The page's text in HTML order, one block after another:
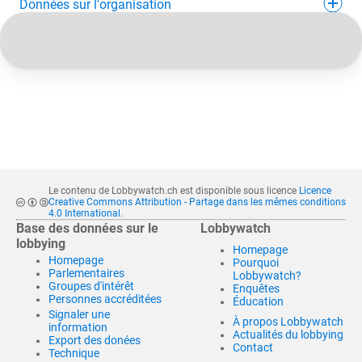
Données sur l'organisation
Le contenu de Lobbywatch.ch est disponible sous licence Licence
Creative Commons Attribution - Partage dans les mêmes conditions
4.0 International .
Base des données sur le
lobbying
Homepage
Parlementaires
Groupes d'intérêt
Personnes accréditées
Signaler une
information
Export des donées
Technique
Lobbywatch
Homepage
Pourquoi
Lobbywatch?
Enquêtes
Éducation
À propos Lobbywatch
Actualités du lobbying
Contact